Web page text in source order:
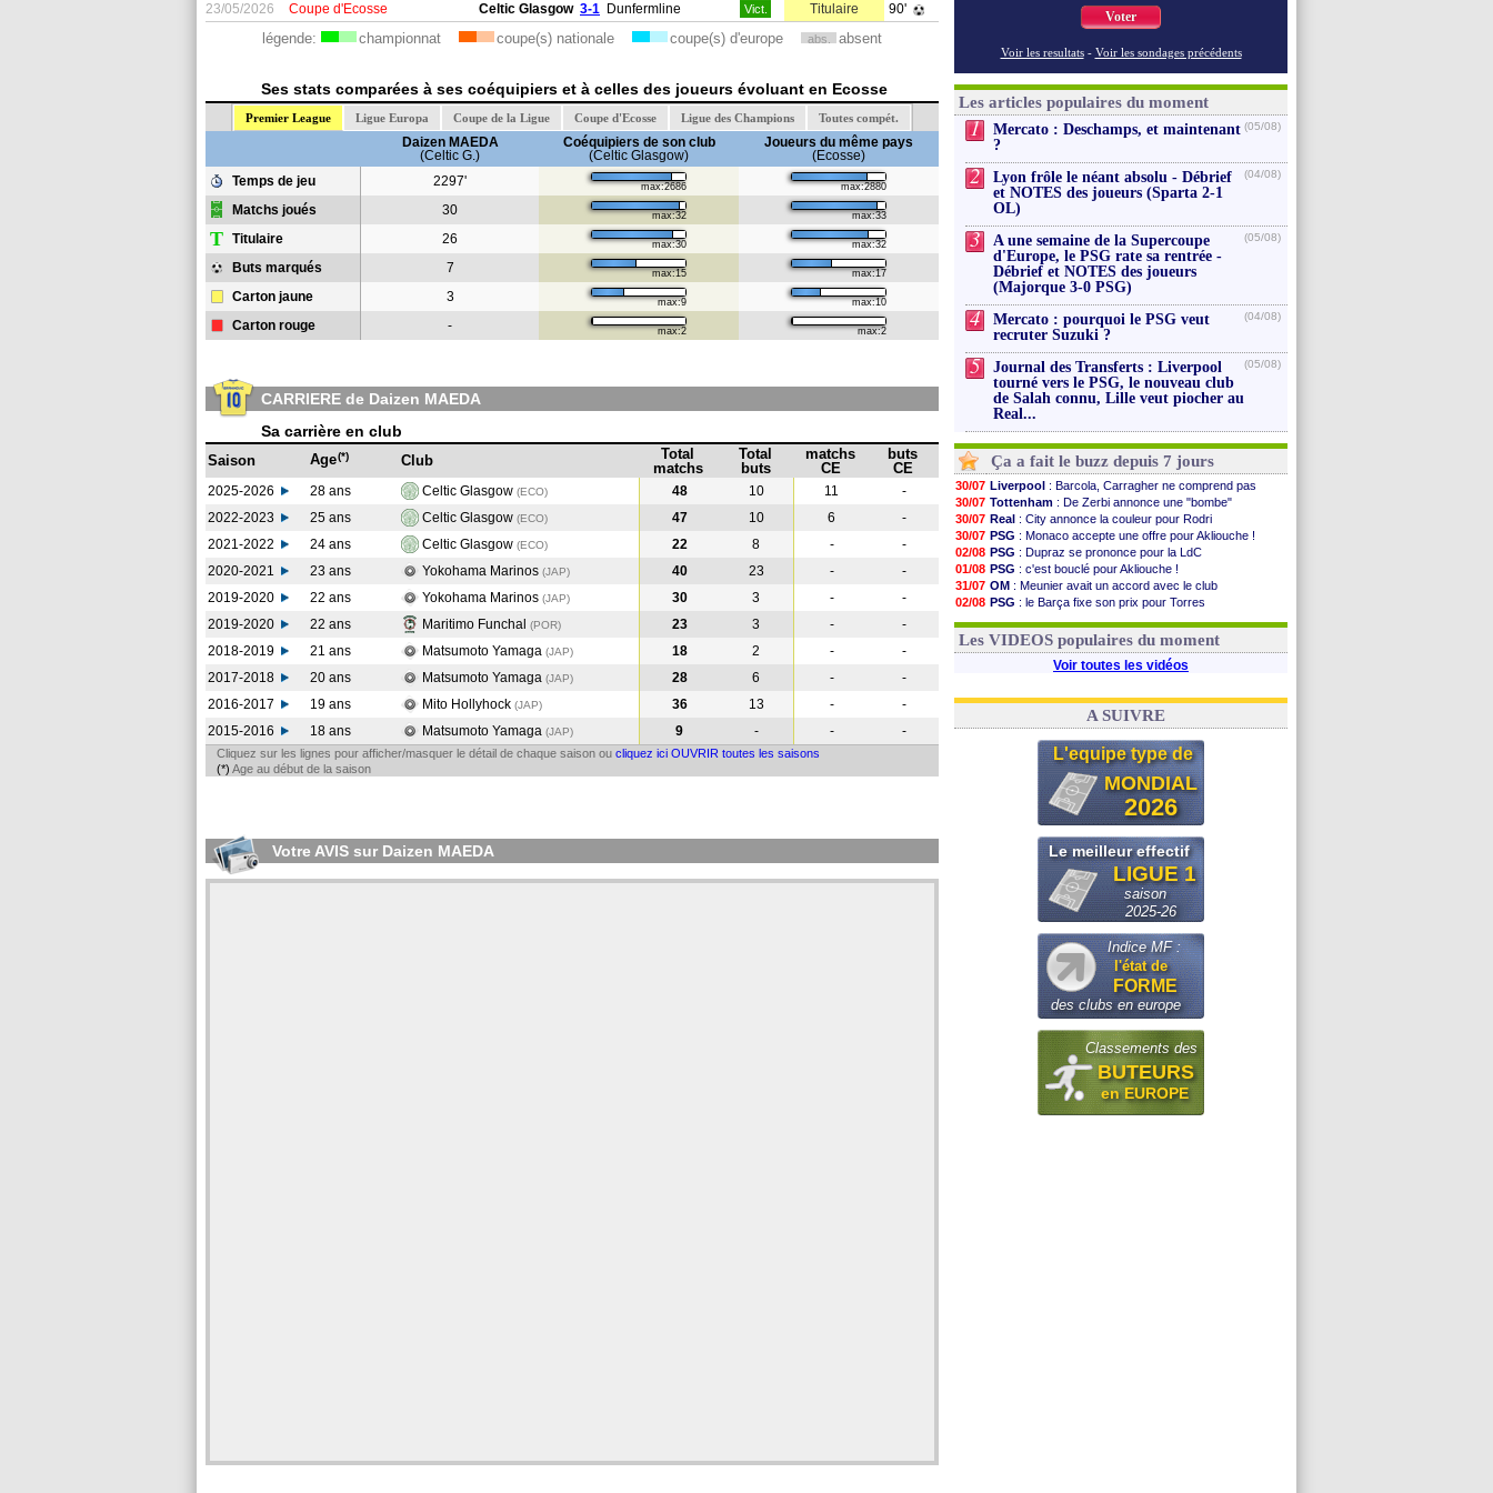
23/05/2026 Coupe d'Ecosse Celtic Glasgow 3-1 Dunfermline Vict. Titulaire 90'
légende: championnat coupe(s) nationale coupe(s) d'europe abs. absent
Ses stats comparées à ses coéquipiers et à celles des joueurs évoluant en Ecosse
Premier League Ligue Europa Coupe de la Ligue Coupe d'Ecosse Ligue des Champions Toutes compét.
Daizen MAEDA
(Celtic G.)
Coéquipiers de son club
(Celtic Glasgow)
Joueurs du même pays
(Ecosse)
Temps de jeu
2297' max:2686 max:2880
Matchs joués 30 max:32 max:33
T Titulaire 26 max:30 max:32
Buts marqués 7 max:15 max:17
Carton jaune 3 max:9 max:10
Carton rouge - max:2 max:2
CARRIERE de Daizen MAEDA
Sa carrière en club
Saison Age(*) Club
Total
matchs
Total
buts
matchs
CE
buts
CE
2025-2026 28 ans Celtic Glasgow (ECO) 48 10 11
-
2022-2023
25 ans Celtic Glasgow (ECO) 47 10 6
-
2021-2022
24 ans Celtic Glasgow (ECO) 22 8 -
-
2020-2021
23 ans Yokohama Marinos (JAP) 40 23 -
-
2019-2020
22 ans Yokohama Marinos (JAP) 30 3 -
-
2019-2020
22 ans Maritimo Funchal (POR) 23 3 -
-
2018-2019
21 ans Matsumoto Yamaga (JAP) 18 2 -
-
2017-2018
20 ans Matsumoto Yamaga (JAP) 28 6 -
-
2016-2017
19 ans Mito Hollyhock (JAP) 36 13 -
-
2015-2016
18 ans Matsumoto Yamaga (JAP) 9 - - -
Cliquez sur les lignes pour afficher/masquer le détail de chaque saison ou cliquez ici OUVRIR toutes les saisons
(*) Age au début de la saison
Votre AVIS sur Daizen MAEDA
Voter
Voir les resultats - Voir les sondages précédents
Les articles populaires du moment
1
Mercato : Deschamps, et maintenant
?
(05/08)
2
Lyon frôle le néant absolu - Débrief
et NOTES des joueurs (Sparta 2-1
OL)
(04/08)
3
A une semaine de la Supercoupe
d'Europe, le PSG rate sa rentrée -
Débrief et NOTES des joueurs
(Majorque 3-0 PSG)
(05/08)
4
Mercato : pourquoi le PSG veut
recruter Suzuki ?
(04/08)
5
Journal des Transferts : Liverpool
tourné vers le PSG, le nouveau club
de Salah connu, Lille veut piocher au
Real...
(05/08)
Ça a fait le buzz depuis 7 jours
30/07 Liverpool : Barcola, Carragher ne comprend pas
30/07 Tottenham : De Zerbi annonce une "bombe"
30/07 Real : City annonce la couleur pour Rodri
30/07 PSG : Monaco accepte une offre pour Akliouche !
02/08 PSG : Dupraz se prononce pour la LdC
01/08 PSG : c'est bouclé pour Akliouche !
31/07 OM : Meunier avait un accord avec le club
02/08 PSG : le Barça fixe son prix pour Torres
03/08 FIFA: Infantino sollicite Trump
Les VIDEOS populaires du moment
Voir toutes les vidéos
A SUIVRE
L'equipe type de
MONDIAL
2026
Le meilleur effectif
LIGUE 1
saison
2025-26
Indice MF :
l'état de
FORME
des clubs en europe
Classements des
BUTEURS
en EUROPE